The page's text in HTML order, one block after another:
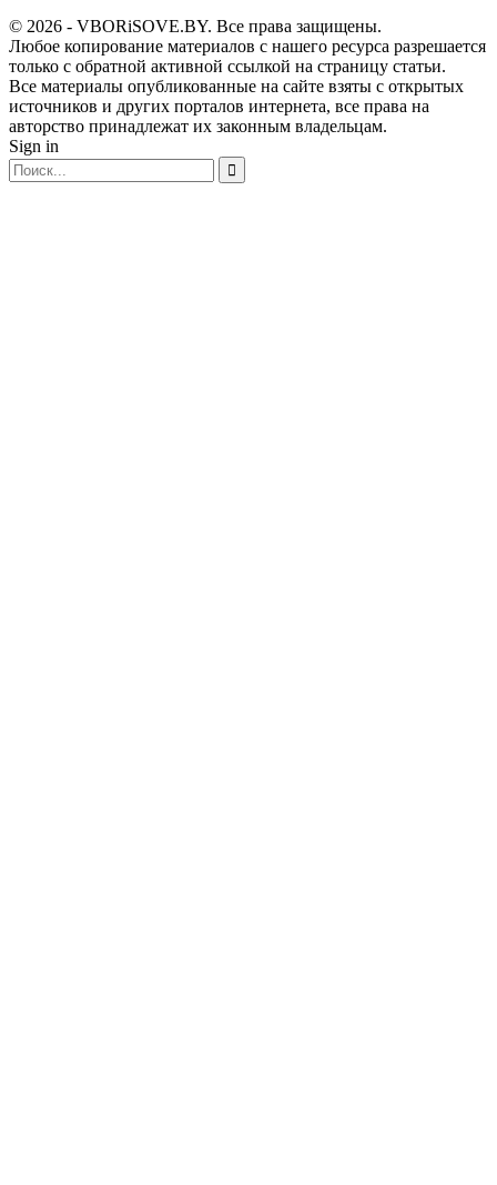
© 2026 - VBORiSOVE.BY. Все права защищены.
Любое копирование материалов с нашего ресурса разрешается
только с обратной активной ссылкой на страницу статьи.
Все материалы опубликованные на сайте взяты с открытых
источников и других порталов интернета, все права на
авторство принадлежат их законным владельцам.
Sign in